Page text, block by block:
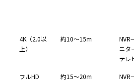
4K（2.0以
上）
約10〜15m
NVR→
ニタ
テレビ
フルHD 約15〜20m